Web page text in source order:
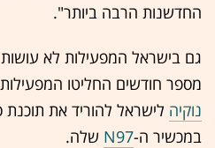
החדשנות הרבה ביותר".
גם בישראל המפעילות לא עושות
מספר חודשים החליטו
נוקיה לישראל להוריד את
במכשיר ה-N97 שלה.